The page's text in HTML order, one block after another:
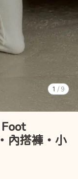
1 / 9
內搭褲・小